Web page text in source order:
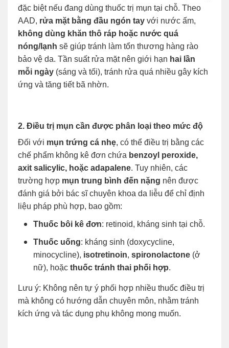
đặc biệt nếu đang dùng thuốc trị mụn tại chỗ. Theo
AAD, rửa mặt bằng đầu ngón tay với nước ấm,
không dùng khăn thô ráp hoặc nước quá
nóng/lạnh sẽ giúp tránh làm tổn thương hàng rào
bảo vệ da. Tần suất rửa mặt nên giới hạn hai lần
mỗi ngày (sáng và tối), tránh rửa quá nhiều gây kích
ứng và tăng tiết bã nhờn.
2. Điều trị mụn cần được phân loại theo mức độ
Đối với mụn trứng cá nhẹ, có thể điều trị bằng các
chế phẩm không kê đơn chứa benzoyl peroxide,
axit salicylic, hoặc adapalene. Tuy nhiên, các
trường hợp mụn trung bình đến nặng nên được
đánh giá bởi bác sĩ chuyên khoa da liễu để chỉ định
liệu pháp phù hợp, bao gồm:
Thuốc bôi kê đơn: retinoid, kháng sinh tại chỗ.
Thuốc uống: kháng sinh (doxycycline,
minocycline), isotretinoin, spironolactone (ở
nữ), hoặc thuốc tránh thai phối hợp.
Lưu ý: Không nên tự ý phối hợp nhiều thuốc điều trị
mà không có hướng dẫn chuyên môn, nhằm tránh
kích ứng và tác dụng phụ không mong muốn.